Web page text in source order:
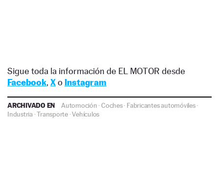
Sigue toda la información de EL MOTOR desde
Facebook, Xo Instagram
ARCHIVADO EN Automoción ·Coches· Fabricantes automóviles·
Industria·Transporte·Vehículos